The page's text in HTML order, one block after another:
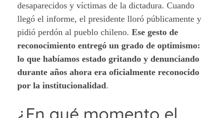
desaparecidos y víctimas de la dictadura. Cuando
llegó el informe, el presidente lloró públicamente y
pidió perdón al pueblo chileno. Ese gesto de
reconocimiento entregó un grado de optimismo:
lo que habíamos estado gritando y denunciando
durante años ahora era oficialmente reconocido
por la institucionalidad.